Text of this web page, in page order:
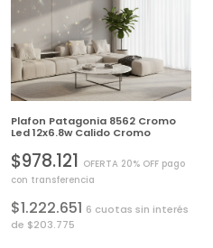
Plafon Patagonia 8562 Cromo
Led 12x6.8w Calido Cromo
$978.121 OFERTA 20% OFF pago
con transferencia
$1.222.651 6 cuotas sin interés
de $203.775